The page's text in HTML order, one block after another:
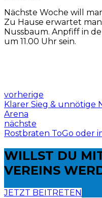
Nächste Woche will
Zu Hause erwartet
Nussbaum. Anpfiff in
um 11.00 Uhr sein.
vorherige
Klarer Sieg & unnötige
Arena
nächste
Rostbraten ToGo oder
WILLST DU
VEREINS
JETZT BEITRETEN